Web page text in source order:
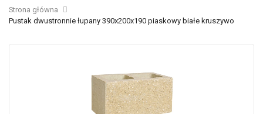
Strona główna
Pustak dwustronnie łupany 390x200x190 piaskowy białe kruszywo
Nie pokazuj ponownie